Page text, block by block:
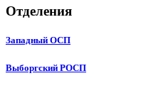
Отделения
Западный ОСП
Выборгский РОСП